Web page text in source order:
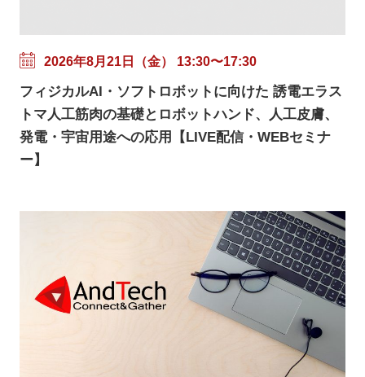
2026年8月21日（金） 13:30〜17:30
フィジカルAI・ソフトロボットに向けた 誘電エラス
トマ人工筋肉の基礎とロボットハンド、人工皮膚、
発電・宇宙用途への応用【LIVE配信・WEBセミナ
ー】